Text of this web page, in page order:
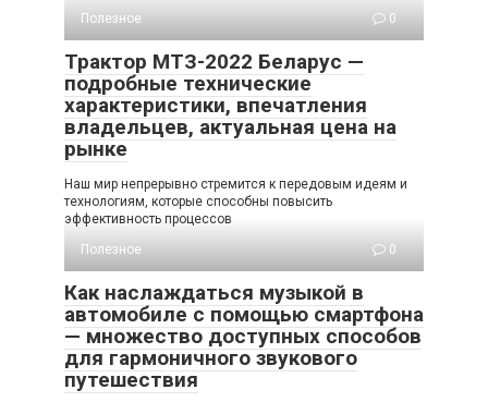
Полезное
0
Трактор МТЗ-2022 Беларус —
подробные технические
характеристики, впечатления
владельцев, актуальная цена на
рынке
Наш мир непрерывно стремится к передовым идеям и
технологиям, которые способны повысить
эффективность процессов
Полезное
0
Как наслаждаться музыкой в
автомобиле с помощью смартфона
— множество доступных способов
для гармоничного звукового
путешествия